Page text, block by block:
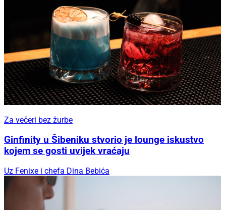
Za večeri bez žurbe
Ginfinity u Šibeniku stvorio je lounge iskustvo
kojem se gosti uvijek vraćaju
Uz Fenixe i chefa Dina Bebića